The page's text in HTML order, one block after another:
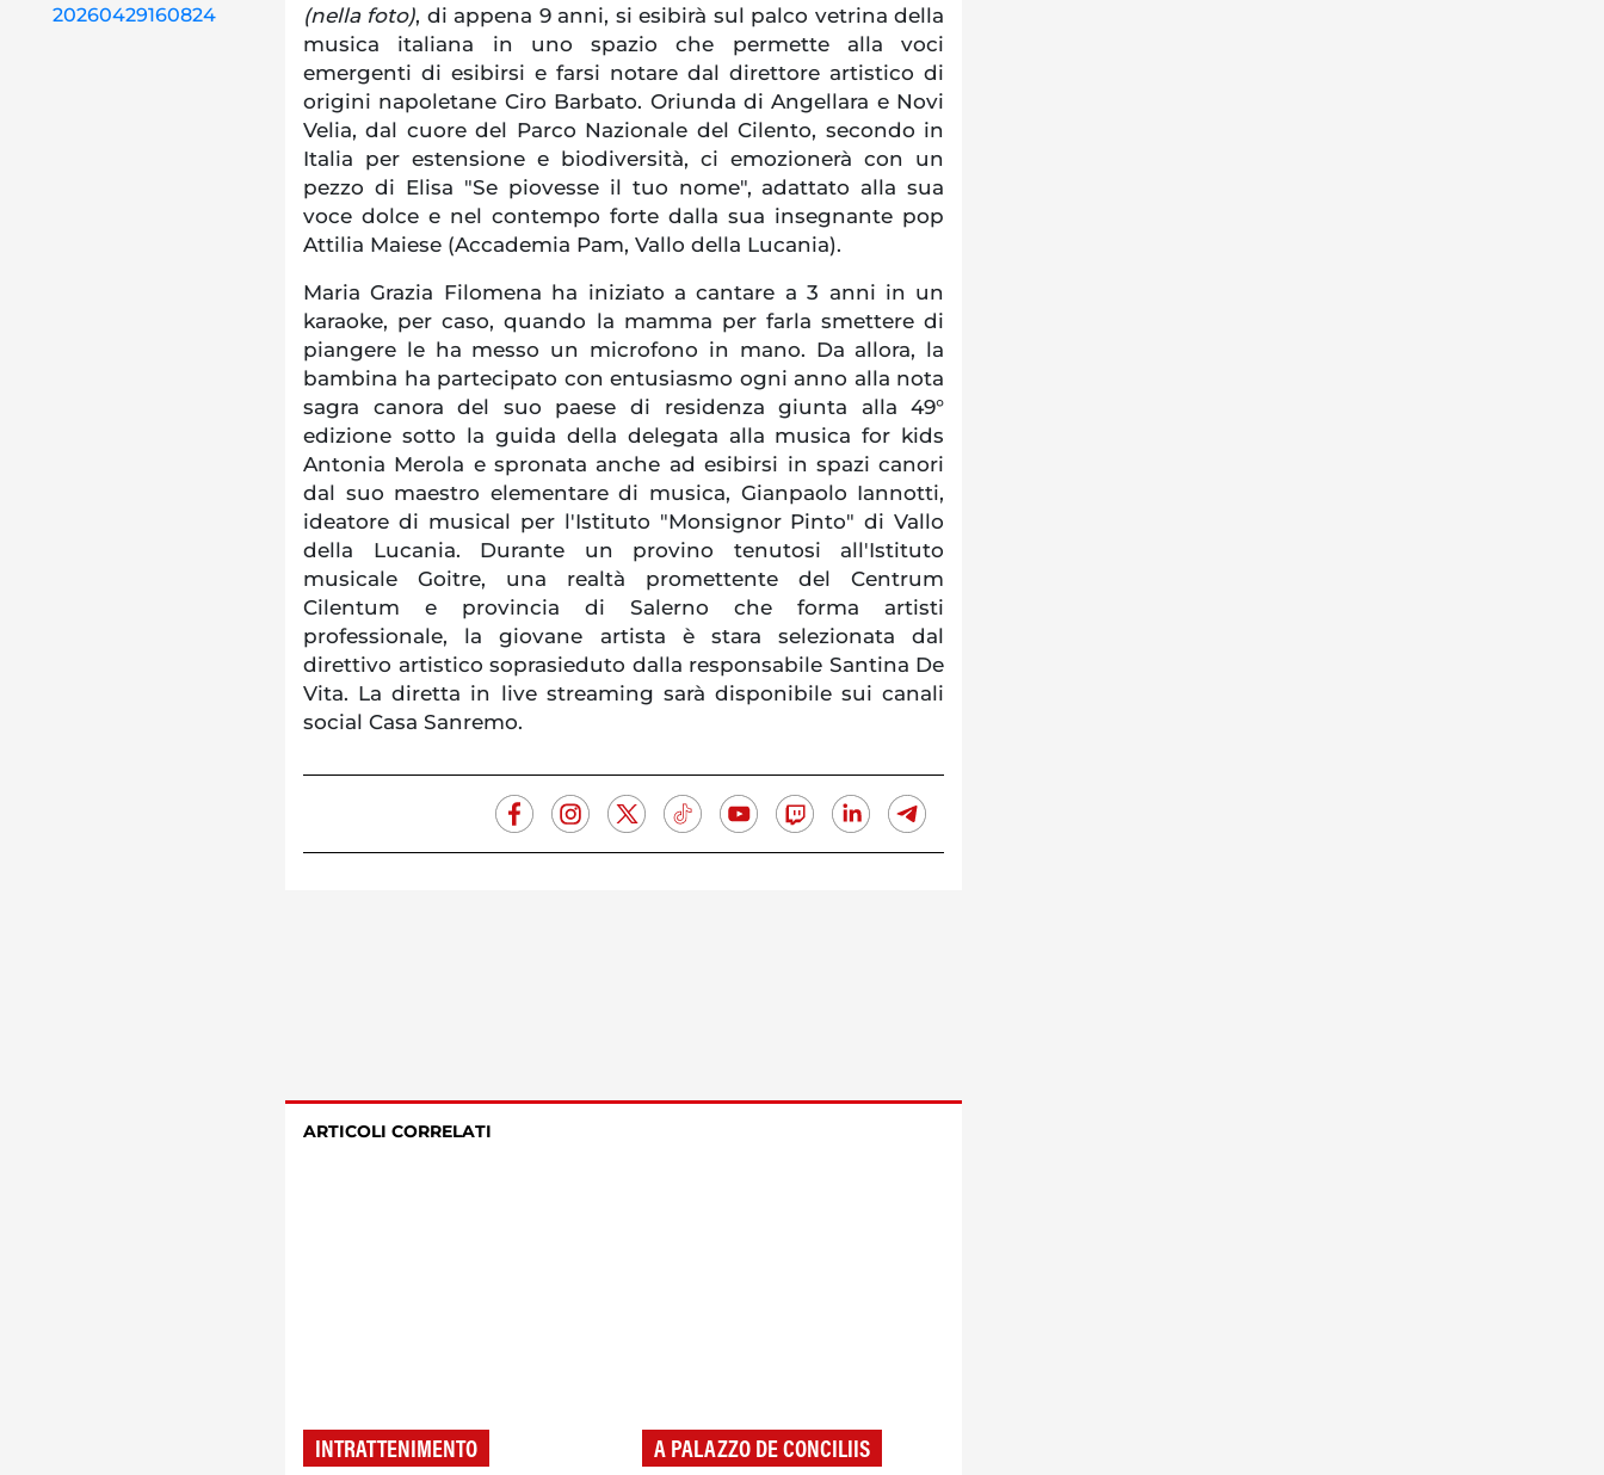
(nella foto), di appena 9 anni, si esibirà sul palco vetrina della
musica italiana in uno spazio che permette alla voci
emergenti di esibirsi e farsi notare dal direttore artistico di
origini napoletane Ciro Barbato. Oriunda di Angellara e Novi
Velia, dal cuore del Parco Nazionale del Cilento, secondo in
Italia per estensione e biodiversità, ci emozionerà con un
pezzo di Elisa "Se piovesse il tuo nome", adattato alla sua
voce dolce e nel contempo forte dalla sua insegnante pop
Attilia Maiese (Accademia Pam, Vallo della Lucania).
Maria Grazia Filomena ha iniziato a cantare a 3 anni in un
karaoke, per caso, quando la mamma per farla smettere di
piangere le ha messo un microfono in mano. Da allora, la
bambina ha partecipato con entusiasmo ogni anno alla nota
sagra canora del suo paese di residenza giunta alla 49°
edizione sotto la guida della delegata alla musica for kids
Antonia Merola e spronata anche ad esibirsi in spazi canori
dal suo maestro elementare di musica, Gianpaolo Iannotti,
ideatore di musical per l'Istituto "Monsignor Pinto" di Vallo
della Lucania. Durante un provino tenutosi all'Istituto
musicale Goitre, una realtà promettente del Centrum
Cilentum e provincia di Salerno che forma artisti
professionale, la giovane artista è stara selezionata dal
direttivo artistico soprasieduto dalla responsabile Santina De
Vita. La diretta in live streaming sarà disponibile sui canali
social Casa Sanremo.
ARTICOLI CORRELATI
INTRATTENIMENTO A PALAZZO DE CONCILIIS